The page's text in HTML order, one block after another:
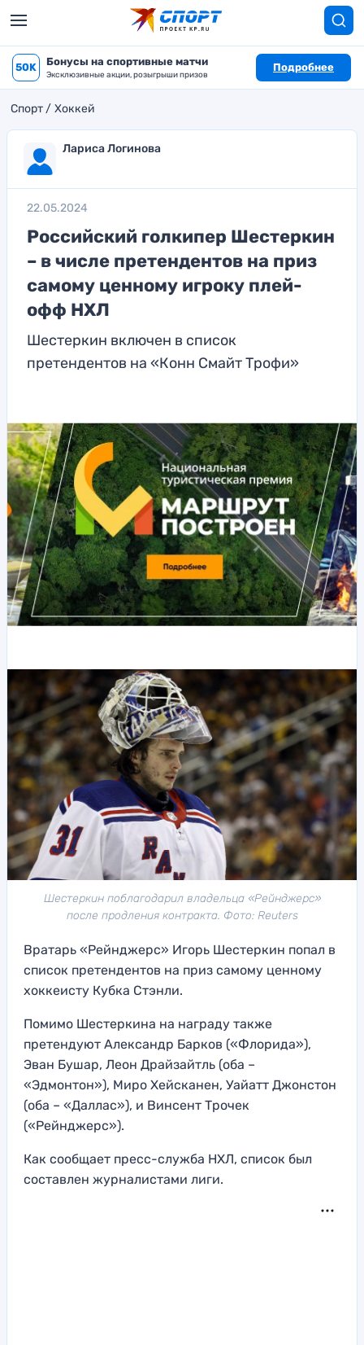
50K Бонусы на спортивные матчи
Эксклюзивные акции, розыгрыши призов
Подробнее
Спорт Хоккей
Лариса Логинова
22.05.2024
Российский голкипер Шестеркин
– в числе претендентов на приз
самому ценному игроку плей-
офф НХЛ
Шестеркин включен в список
претендентов на «Конн Смайт Трофи»
Шестеркин поблагодарил владельца «Рейнджерс»
после продления контракта. Фото: Reuters
Вратарь «Рейнджерс» Игорь Шестеркин попал в
список претендентов на приз самому ценному
хоккеисту Кубка Стэнли.
Помимо Шестеркина на награду также
претендуют Александр Барков («Флорида»),
Эван Бушар, Леон Драйзайтль (оба –
«Эдмонтон»), Миро Хейсканен, Уайатт Джонстон
(оба – «Даллас»), и Винсент Трочек
(«Рейнджерс»).
Как сообщает пресс-служба НХЛ, список был
составлен журналистами лиги.